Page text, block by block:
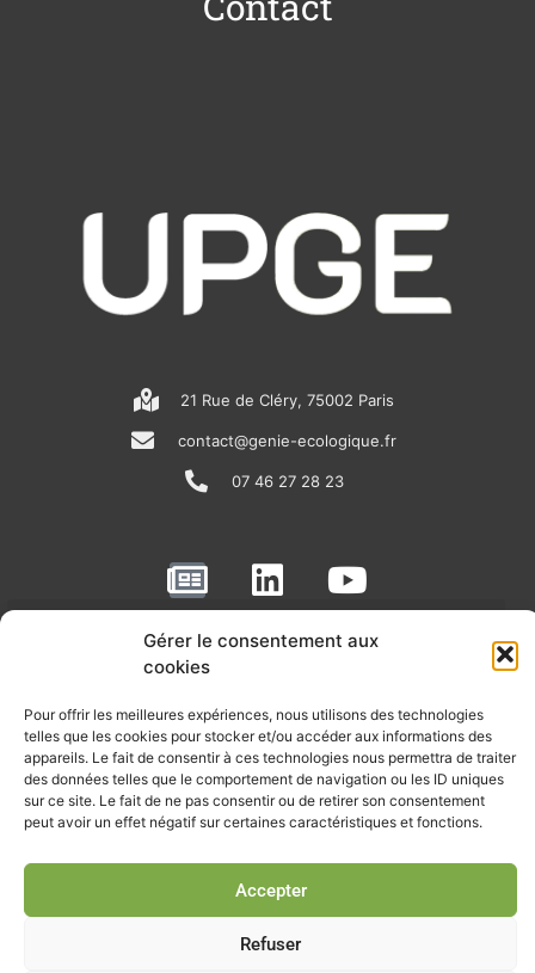
Gérer le consentement aux
cookies
Pour offrir les meilleures expériences, nous utilisons des technologies
telles que les cookies pour stocker et/ou accéder aux informations des
appareils. Le fait de consentir à ces technologies nous permettra de traiter
des données telles que le comportement de navigation ou les ID uniques
sur ce site. Le fait de ne pas consentir ou de retirer son consentement
peut avoir un effet négatif sur certaines caractéristiques et fonctions.
Accepter
Refuser
21 Rue de Cléry, 75002 Paris
contact@genie-ecologique.fr
07 46 27 28 23
N
e
w
s
p
a
p
e
L
i
n
e
d
i
n
Y
o
u
u
b
e
RECEVOIR L'ACTU DE LA FILIÈRE
rendez-vous importants de la filière, nos offres de stages et
d’emplois…
Je m'abonne à la lettre d'info
© Union professionnelle du génie écologique - Tous droits
réservés - 2026